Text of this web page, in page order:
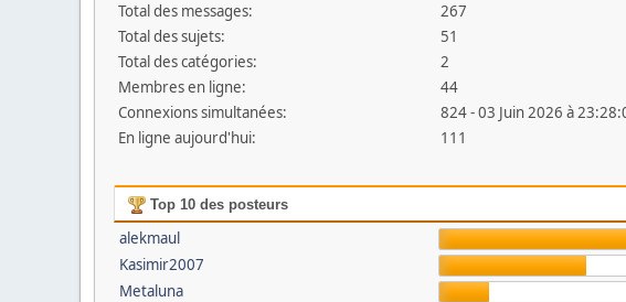
Total des messages:
267
Total des sujets:
51
Total des catégories:
2
Membres en ligne:
44
Connexions simultanées:
824 - 03 Juin 2026 à
En ligne aujourd'hui:
111
Top 10 des posteurs
alekmaul
Kasimir2007
Metaluna